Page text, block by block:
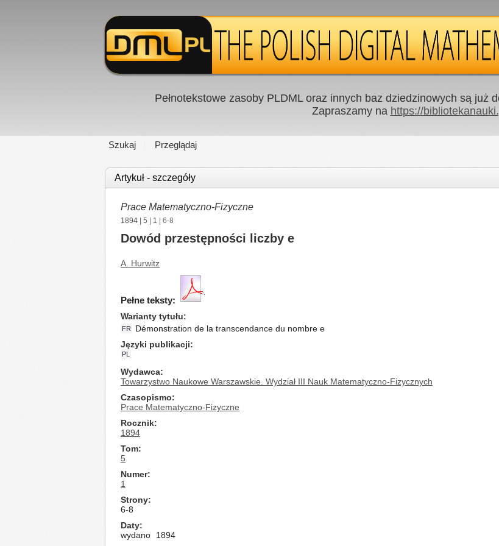
Pełnotekstowe zasoby PLDML oraz innych baz dziedzinowych są już
Zapraszamy na https://
Szukaj Przeglądaj
Artykuł - szczegóły
Prace Matematyczno-Fizyczne
1894 5 1 | 6-8
Dowód przestępności liczby e
A. Hurwitz
Pełne teksty:
Warianty tytułu
FR
Démonstration de la transcendance du nombre e
Języki publikacji
PL
Wydawca
Towarzystwo Naukowe Warszawskie. Wydział III Nauk Matematyczno-Fizycznych
Czasopismo
Prace Matematyczno-Fizyczne
Rocznik
1894
Tom
5
Numer
1
Strony
6-8
Daty
wydano
1894